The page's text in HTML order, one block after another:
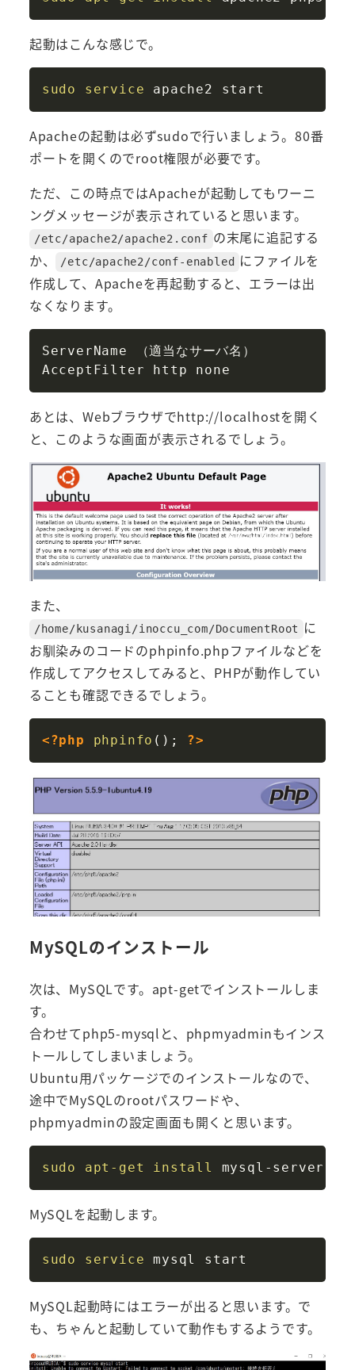
起動はこんな感じで。
sudo service
Apacheの起動は必ずsudoで行いましょう。80番
ポートを開くのでroot権限が必要です。
ただ、この時点ではApacheが起動してもワーニ
ングメッセージが表示されていると思います。
/etc/apache2/apache2.conf の末尾に追記する
か、
/etc/apache2/conf-enabled
にファイルを
作成して、Apacheを再起動すると、エラーは出
なくなります。
ServerName （適当なサーバ名）
あとは、Webブラウザでhttp://localhostを開く
と、このような画面が表示されるでしょう。
また、
/home/kusanagi/inoccu_com/DocumentRoot
に
お馴染みのコードのphpinfo.phpファイルなどを
作成してアクセスしてみると、PHPが動作してい
ることも確認できるでしょう。
<?php phpinfo ( ) ; ?>
MySQLのインストール
次は、MySQLです。apt-getでインストールしま
す。
合わせてphp5-mysqlと、phpmyadminもインス
トールしてしまいましょう。
Ubuntu用パッケージでのインストールなので、
途中でMySQLのrootパスワードや、
phpmyadminの設定画面も開くと思います。
sudo apt-get install Copy
MySQLを起動します。
sudo service
MySQL起動時にはエラーが出ると思います。で
も、ちゃんと起動していて動作もするようです。